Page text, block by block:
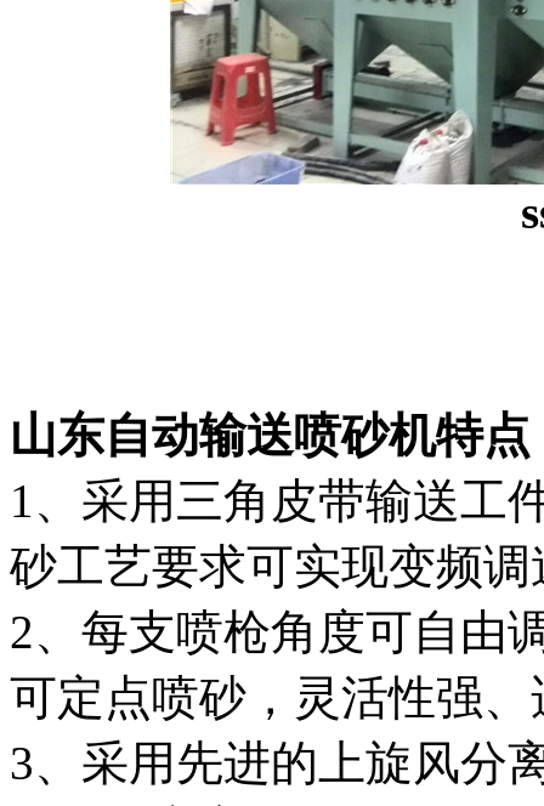
山东自动输送喷砂机特点
1、采用三角皮带输送工
砂工艺要求可实现变频调
2、每支喷枪角度可自由
可定点喷砂，灵活性强
3、采用先进的上旋风分